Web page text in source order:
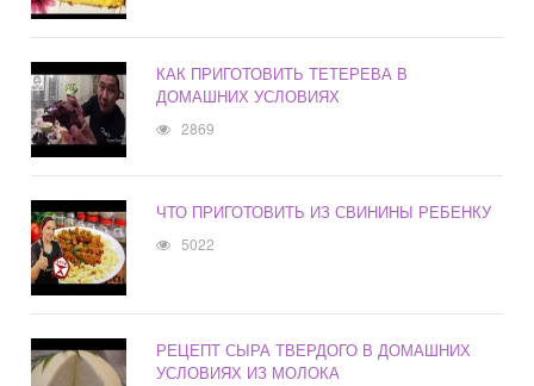
КАК ПРИГОТОВИТЬ ТЕТЕРЕВА В
ДОМАШНИХ УСЛОВИЯХ
2869
ЧТО ПРИГОТОВИТЬ ИЗ СВИНИНЫ РЕБЕНКУ
5022
РЕЦЕПТ СЫРА ТВЕРДОГО В ДОМАШНИХ
УСЛОВИЯХ ИЗ МОЛОКА